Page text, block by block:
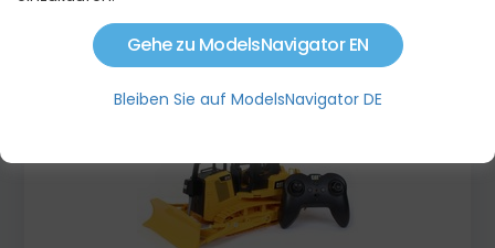
115,00 €
Vorbestellung
Gehe zu ModelsNavigator EN
Bleiben Sie auf ModelsNavigator DE